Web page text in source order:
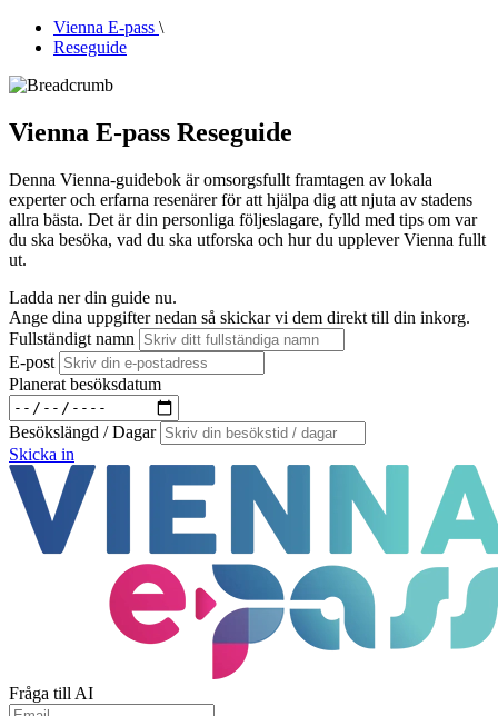
Vienna E-pass \
Reseguide
Vienna E-pass Reseguide
Denna Vienna-guidebok är omsorgsfullt framtagen av lokala
experter och erfarna resenärer för att hjälpa dig att njuta av stadens
allra bästa. Det är din personliga följeslagare, fylld med tips om var
du ska besöka, vad du ska utforska och hur du upplever Vienna fullt
ut.
Ladda ner din guide nu.
Ange dina uppgifter nedan så skickar vi dem direkt till din inkorg.
Fullständigt namn
E-post
Planerat besöksdatum
Besökslängd / Dagar
Skicka in
Fråga till AI